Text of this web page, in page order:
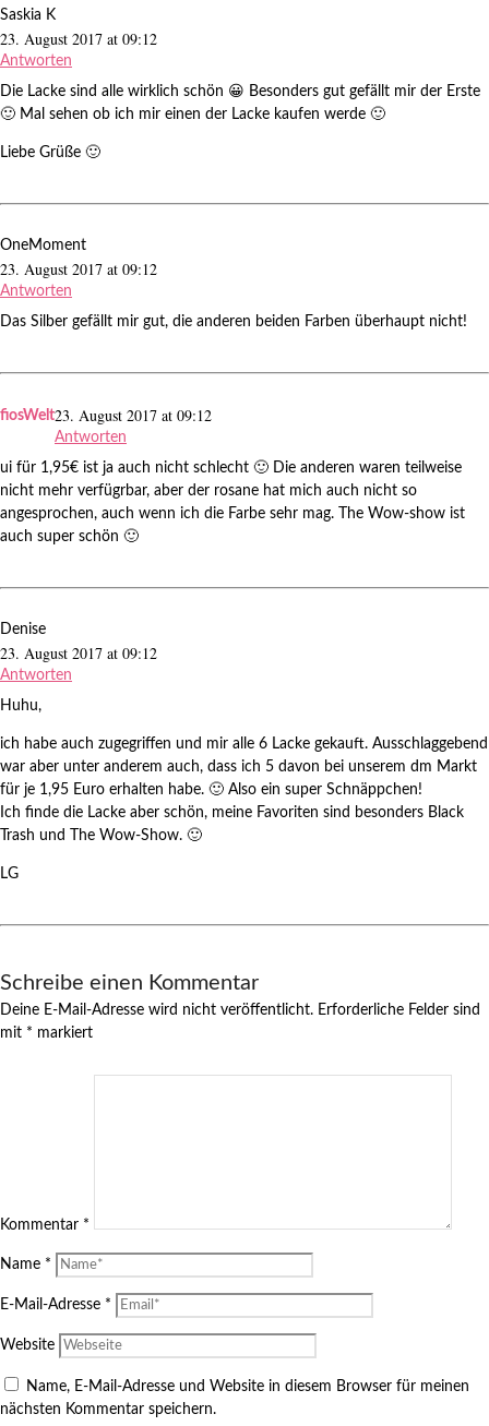
Saskia K
23. August 2017 at 09:12
Antworten
Die Lacke sind alle wirklich schön 😀 Besonders gut gefällt mir der Erste
🙂 Mal sehen ob ich mir einen der Lacke kaufen werde 🙂
Liebe Grüße 🙂
OneMoment
23. August 2017 at 09:12
Antworten
Das Silber gefällt mir gut, die anderen beiden Farben überhaupt nicht!
fiosWelt23. August 2017 at 09:12
Antworten
ui für 1,95€ ist ja auch nicht schlecht 🙂 Die anderen waren teilweise
nicht mehr verfügrbar, aber der rosane hat mich auch nicht so
angesprochen, auch wenn ich die Farbe sehr mag. The Wow-show ist
auch super schön 🙂
Denise
23. August 2017 at 09:12
Antworten
Huhu,
ich habe auch zugegriffen und mir alle 6 Lacke gekauft. Ausschlaggebend
war aber unter anderem auch, dass ich 5 davon bei unserem dm Markt
für je 1,95 Euro erhalten habe. 🙂 Also ein super Schnäppchen!
Ich finde die Lacke aber schön, meine Favoriten sind besonders Black
Trash und The Wow-Show. 🙂
LG
Schreibe einen Kommentar
Deine E-Mail-Adresse wird nicht veröffentlicht. Erforderliche Felder sind
mit * markiert
Kommentar *
Name *
E-Mail-Adresse *
Website
Name, E-Mail-Adresse und Website in diesem Browser für meinen
nächsten Kommentar speichern.